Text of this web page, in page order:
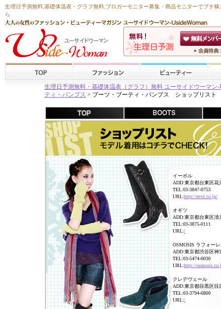
生理日予測無料 基礎体温表・グラフ無料 ,ブロガーモニター募集・商品モニターでプチ稼
ら
生理日予測無料・基礎体温表（グラフ）無料 ユーサイドウーマン-
ティ・パンプス > ブーツ・ブーティ・パンプス ショップリスト
イーボル
ADD:東京都台東区花
TEL:03-3847-0753
URL:http://evol.co.jp/
オギツ
ADD:東京都台東区清
TEL:03-3875-0111
URL:/
OSMOSIS ラフォー
ADD:東京都渋谷区神
TEL:03-5474-0030
URL:http://
クレデヴェール
ADD:東京都目黒区目
TEL:03-3794-6800
URL:/